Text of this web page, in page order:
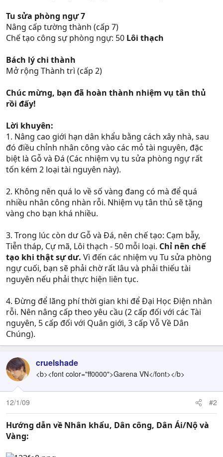
Tu sửa phòng ngự 7
Nâng cấp tường thành (cấp 7)
Chế tạo công sự phòng ngự: 50 Lôi thạch
Bách lý chi thành
Mở rộng Thành trì (cấp 2)
Chúc mừng, bạn đã hoàn thành nhiệm vụ tân thủ
rồi đấy!
Lời khuyên:
1. Nâng cao giới hạn dân khẩu bằng cách xây nhà, sau
đó điều chỉnh nhân công vào các mỏ tài nguyên, đặc
biệt là Gỗ và Đá (Các nhiệm vụ tu sửa phòng ngự rất
tốn kém 2 loại tài nguyên này).
2. Không nên quá lo về số vàng đang có mà để quá
nhiều nhân công nhàn rỗi. Nhiệm vụ tân thủ sẽ tặng
vàng cho bạn khá nhiều.
3. Trong lúc còn dư Gỗ và Đá, nên chế tạo: Cạm bẫy,
Tiễn tháp, Cự mã, Lôi thạch - 50 mỗi loại. Chỉ nên chế
tạo khi thật sự dư. Vì đến các nhiệm vụ Tu sửa phòng
ngự cuối, bạn sẽ phải chờ rất lâu và phải thiếu tài
nguyên nếu phải thực hiện liên tục.
4. Đừng để lãng phí thời gian khi để Đại Học Điện nhàn
rỗi. Nên nâng cấp theo yêu cầu (2 cấp đối với các Tài
nguyên, 5 cấp đối với Quân giới, 3 cấp Vỗ Về Dân
Chúng).
cruelshade
<b><font color="ff0000">Garena VN</font></b>
12/1/09 #2
Hướng dẫn về Nhân khẩu, Dân công, Dân Ái/Nộ và
Vàng: